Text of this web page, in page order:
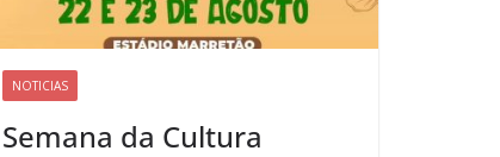
NOTICIAS
Semana da Cultura